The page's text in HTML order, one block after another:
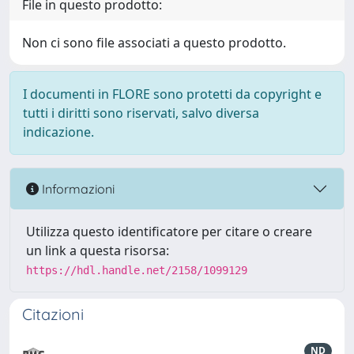
File in questo prodotto:
Non ci sono file associati a questo prodotto.
I documenti in FLORE sono protetti da copyright e
tutti i diritti sono riservati, salvo diversa
indicazione.
Informazioni
Utilizza questo identificatore per citare o creare
un link a questa risorsa:
https://hdl.handle.net/2158/1099129
Citazioni
ND